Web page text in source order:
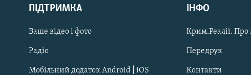
Qırımtatar
ДОЛУЧАЙСЯ!
ПІДТРИМКА
Ваше відео і фото
Радіо
Мобільний додаток Android | iOS
ІНФО
Крим.Реалії. Про
Передрук
Контакти